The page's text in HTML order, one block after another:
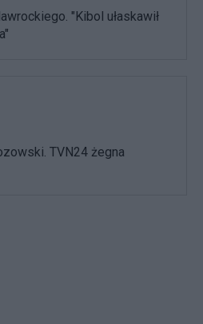
"Kibol ułaskawił
TVN24 żegna